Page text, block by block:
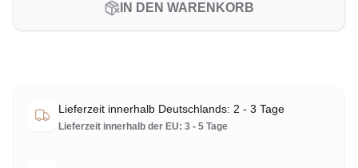
IN DEN WARENKORB
Lieferzeit innerhalb Deutschlands: 2 - 3 Tage
Lieferzeit innerhalb der EU: 3 - 5 Tage